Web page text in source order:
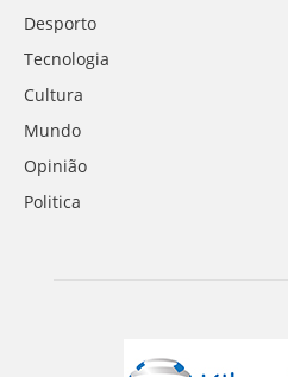
Desporto
Tecnologia
Cultura
Mundo
Opinião
Politica